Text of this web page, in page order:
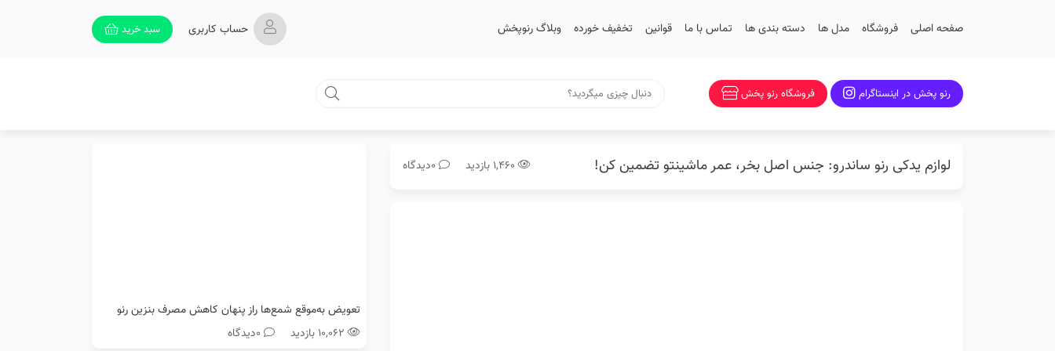
صفحه اصلی فروشگاه مدل ها دسته بندی ها تماس با ما قوانین تخفیف خورده وبلاگ رنوپخش حساب کاربری سبد خرید
رنو پخش در اینستاگرام فروشگاه رنو پخش
لوازم یدکی رنو ساندرو: جنس اصل بخر، عمر ماشینتو تضمین کن! ۱,۴۶۰ بازدید 0دیدگاه
تعویض به‌موقع شمع‌ها راز پنهان کاهش مصرف بنزین رنو
۱۰,۰۶۲ بازدید
0دیدگاه